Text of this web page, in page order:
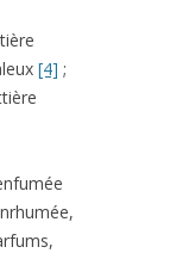
[4] ;